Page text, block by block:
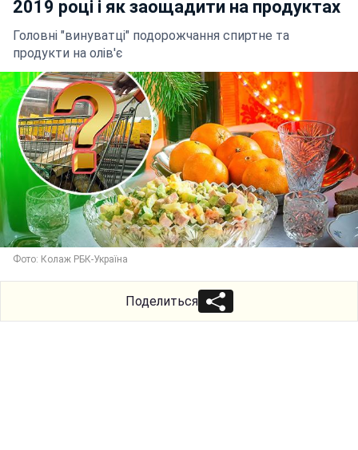
2019 році і як заощадити на продуктах
Головні "винуватці" подорожчання спиртне та
продукти на олів'є
Фото: Колаж РБК-Україна
Поделиться